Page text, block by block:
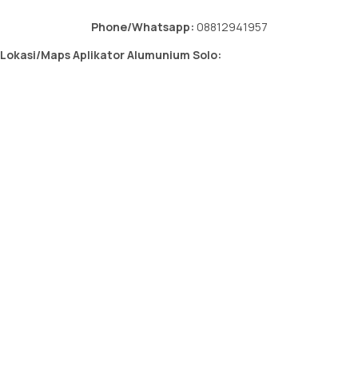
Phone/Whatsapp: 08812941957
Lokasi/Maps Aplikator Alumunium Solo: